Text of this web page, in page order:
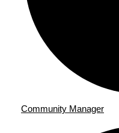
Community Manager